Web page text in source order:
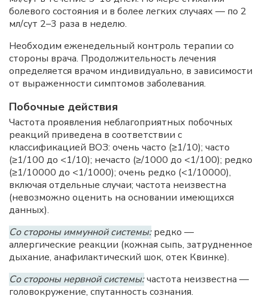
болевого состояния и в более легких случаях — по 2
мл/сут 2–3 раза в неделю.
Необходим еженедельный контроль терапии со
стороны врача. Продолжительность лечения
определяется врачом индивидуально, в зависимости
от выраженности симптомов заболевания.
Побочные действия
Частота проявления неблагоприятных побочных
реакций приведена в соответствии с
классификацией ВОЗ: очень часто (≥1/10); часто
(≥1/100 до <1/10); нечасто (≥/1000 до <1/100); редко
(≥1/10000 до <1/1000); очень редко (<1/10000),
включая отдельные случаи; частота неизвестна
(невозможно оценить на основании имеющихся
данных).
Со стороны иммунной системы:редко —
аллергические реакции (кожная сыпь, затрудненное
дыхание, анафилактический шок, отек Квинке).
Со стороны нервной системы:частота неизвестна —
головокружение, спутанность сознания.